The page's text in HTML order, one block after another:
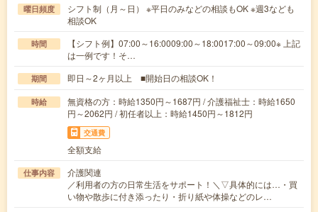
曜日頻度
シフト制（月～日） ※平日のみなどの相談もOK ※週3なども
相談OK
時間
【シフト例】07:00～16:0009:00～18:0017:00～09:00※ 上記
は一例です！そ…
期間 即日～2ヶ月以上 ■開始日の相談OK！
時給
無資格の方：時給1350円～1687円 / 介護福祉士：時給1650
円～2062円 / 初任者以上：時給1450円～1812円
交通費
全額支給
仕事内容
介護関連
／利用者の方の日常生活をサポート！＼▽具体的には…・買
い物や散歩に付き添ったり・折り紙や体操などのレ…